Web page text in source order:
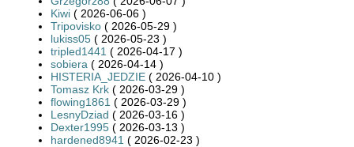
Kiwi ( 2026-06-06 )
Tripovisko ( 2026-05-29 )
lukiss05 ( 2026-05-23 )
tripled1441 ( 2026-04-17 )
sobiera ( 2026-04-14 )
HISTERIA_JEDZIE ( 2026-04-10 )
Tomasz Krk ( 2026-03-29 )
flowing1861 ( 2026-03-29 )
LesnyDziad ( 2026-03-16 )
Dexter1995 ( 2026-03-13 )
hardened8941 ( 2026-02-23 )